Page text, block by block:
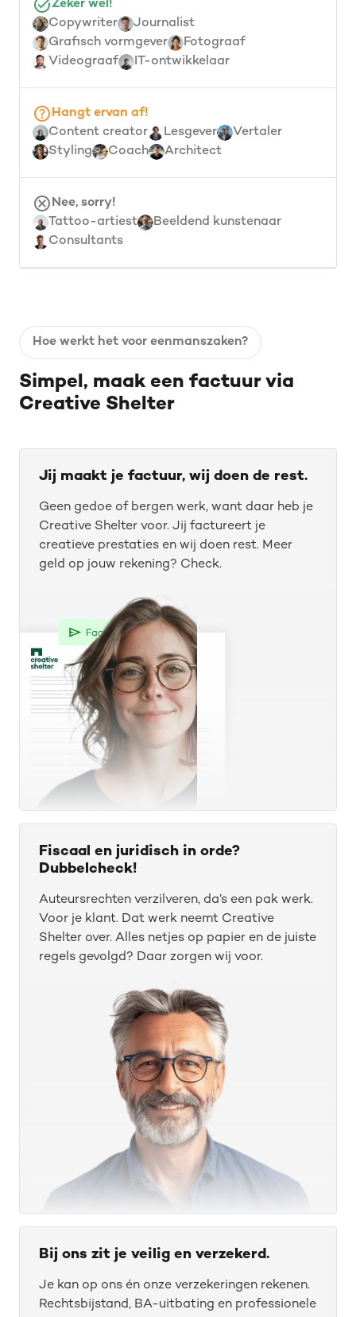
Zeker wel!
Copywriter
Journalist
Grafisch vormgever
Fotograaf
Videograaf
IT-ontwikkelaar
Hangt ervan af!
Content creator
Lesgever
Vertaler
Styling
Coach Architect
Nee, sorry!
Tattoo-artiest
Beeldend kunstenaar
Consultants
Hoe werkt het voor eenmanszaken?
Simpel, maak een factuur via
Creative Shelter
Jij maakt je factuur, wij doen de rest.
Geen gedoe of bergen werk, want daar heb je
Creative Shelter voor. Jij factureert je
creatieve prestaties en wij doen rest. Meer
geld op jouw rekening? Check.
Fiscaal en juridisch in orde?
Dubbelcheck!
Auteursrechten verzilveren, da’s een pak werk.
Voor je klant. Dat werk neemt Creative
Shelter over. Alles netjes op papier en de juiste
regels gevolgd? Daar zorgen wij voor.
Bij ons zit je veilig en verzekerd.
Je kan op ons én onze verzekeringen rekenen.
Rechtsbijstand, BA-uitbating en professionele